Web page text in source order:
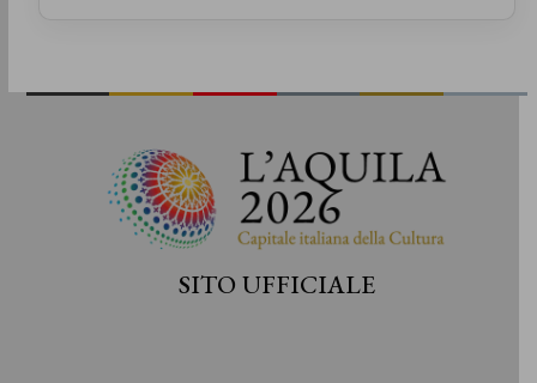
SITO UFFICIALE